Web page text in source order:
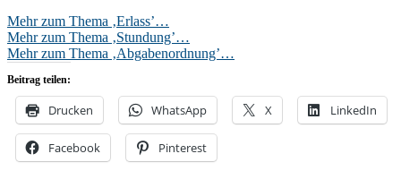
Mehr zum Thema ‚Erlass’…
Mehr zum Thema ‚Stundung’…
Mehr zum Thema ‚Abgabenordnung’…
Beitrag teilen:
Drucken WhatsApp X LinkedIn
Facebook Pinterest